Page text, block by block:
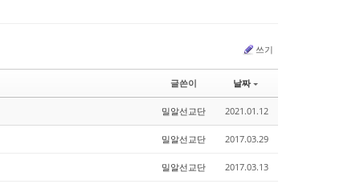
쓰기
글쓴이 날짜
밀알선교단 2021.01.12
밀알선교단 2017.03.29
밀알선교단 2017.03.13